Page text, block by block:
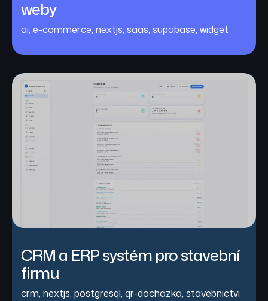
weby
ai, e-commerce, nextjs, saas, supabase, widget
CRM a ERP systém pro stavební
firmu
crm, nextjs, postgresql, qr-dochazka, stavebnictvi